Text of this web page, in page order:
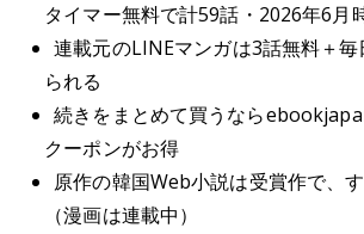
タイマー無料で計59話・2026年6月
連載元のLINEマンガは3話無料＋
られる
続きをまとめて買うなら
クーポンがお得
原作の韓国Web小説は受賞作で、
（漫画は連載中）